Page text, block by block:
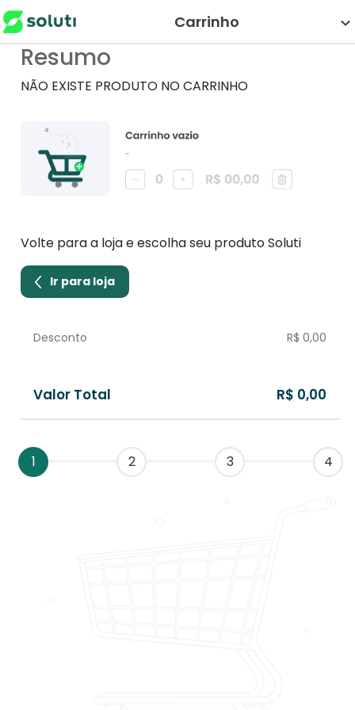
Carrinho
Resumo
NÃO EXISTE PRODUTO NO CARRINHO
Volte para a loja e escolha seu produto Soluti
Ir para loja
Desconto R$ 0,00
Valor Total R$ 0,00
1 2 3 4